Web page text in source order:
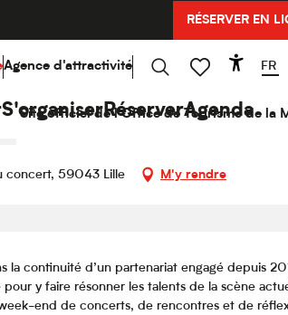
RÉSERVER EN
S'organiserRéserverAgenda
Site officiel de l'Office de Tourisme de la
Agence d'attractivité FR
Agenda
23 septembre de 20:00 à 22:00
– Aloïse Sauvage &
concert, 59043 Lille M'y rendre
la continuité d’un partenariat engagé depuis
pour y faire résonner les talents de la scène
end de concerts, de rencontres et de